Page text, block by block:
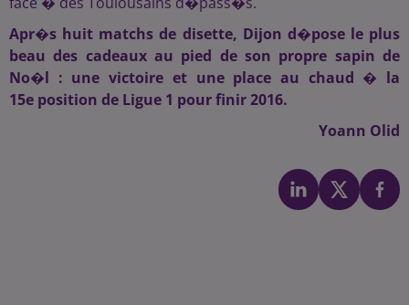
Apr�s huit matchs de disette, Dijon d�pose le plus
beau des cadeaux au pied de son propre sapin de
No�l : une victoire et une place au chaud � la
15e position de Ligue 1 pour finir 2016.
Yoann Olid